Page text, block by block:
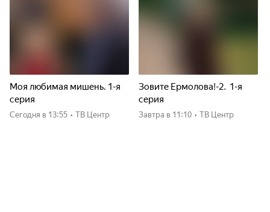
Моя любимая мишень. 1-я
серия
Сегодня в 13:55 • ТВ Центр
Зовите Ермолова!-2. 1-я
серия
Завтра в 11:10 • ТВ Центр